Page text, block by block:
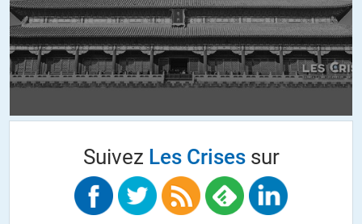
Suivez Les Crisessur